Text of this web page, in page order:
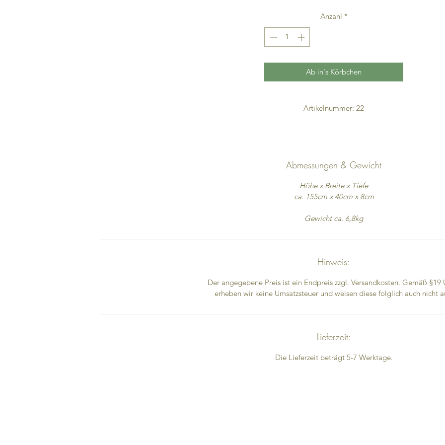
Anzahl *
Ab in's Körbchen
Artikelnummer: 22
Abmessungen & Gewicht
Höhe x Breite x Tiefe
ca. 155cm x 40cm x 8cm
Gewicht ca. 6,8kg
Hinweis:
Der angegebene Preis ist ein Endpreis zzgl. Versandkosten. Gemäß §19
erheben wir keine Umsatzsteuer und weisen diese folglich auch nicht
Lieferzeit:
Die Lieferzeit beträgt 5-7 Werktage.